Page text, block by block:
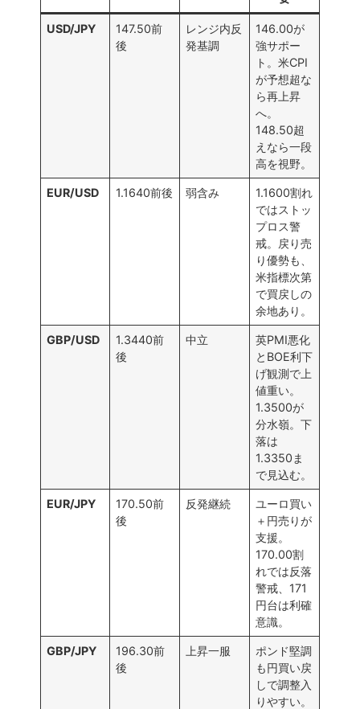
USD/JPY
147.50前
後
レンジ内反
発基調
146.00が
強サポー
ト。米CPI
が予想超な
ら再上昇
へ。
148.50超
えなら一段
高を視野。
EUR/USD 1.1640前後 弱含み
1.1600割れ
ではストッ
プロス警
戒。戻り売
り優勢も、
米指標次第
で買戻しの
余地あり。
GBP/USD
1.3440前
後
中立
英PMI悪化
とBOE利下
げ観測で上
値重い。
1.3500が
分水嶺。下
落は
1.3350ま
で見込む。
EUR/JPY
170.50前
後
反発継続
ユーロ買い
＋円売りが
支援。
170.00割
れでは反落
警戒、171
円台は利確
意識。
GBP/JPY
196.30前
後
上昇一服
ポンド堅調
も円買い戻
しで調整入
りやすい。